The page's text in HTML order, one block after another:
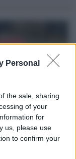
Personal
the sale, sharing
of your
for
us, please use
to confirm your
lavoro a
semestre